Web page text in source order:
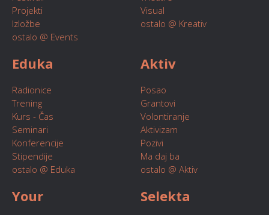
Projekti
Izložbe
ostalo @ Events
Visual
ostalo @ Kreativ
Eduka
Radionice
Trening
Kurs - Čas
Seminari
Konferencije
Stipendije
ostalo @ Eduka
Aktiv
Posao
Grantovi
Volontiranje
Aktivizam
Pozivi
Ma daj ba
ostalo @ Aktiv
Your Selekta